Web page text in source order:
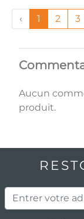
‹ 1 2 3
Aucun
produit.